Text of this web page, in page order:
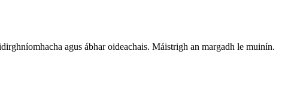
agus ábhar oideachais. Máistrigh an margadh le muinín.